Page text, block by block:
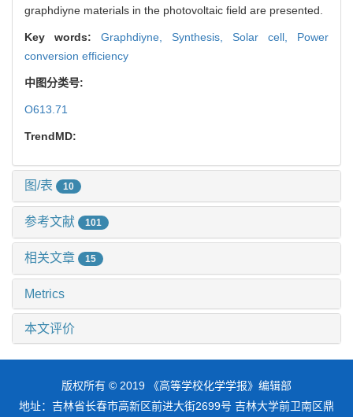
graphdiyne materials in the photovoltaic field are presented.
Key words: Graphdiyne, Synthesis, Solar cell, Power
conversion efficiency
中图分类号:
O613.71
TrendMD:
图/表 10
参考文献 101
相关文章 15
Metrics
本文评价
版权所有 © 2019 《高等学校化学学报》编辑部
地址：吉林省长春市高新区前进大街2699号 吉林大学前卫南区鼎